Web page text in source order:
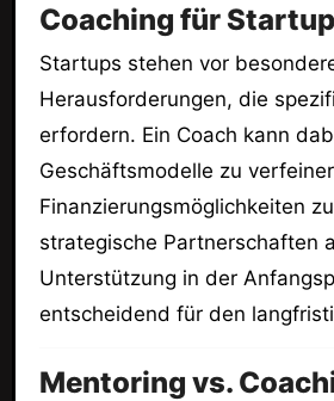
Coaching für
Startups stehen vor
Herausforderungen, die
erfordern. Ein Coach kann
Geschäftsmodelle zu
Finanzierungsmöglichkeiten
strategische Partnerschaften
Unterstützung in der
entscheidend für den
Mentoring vs.